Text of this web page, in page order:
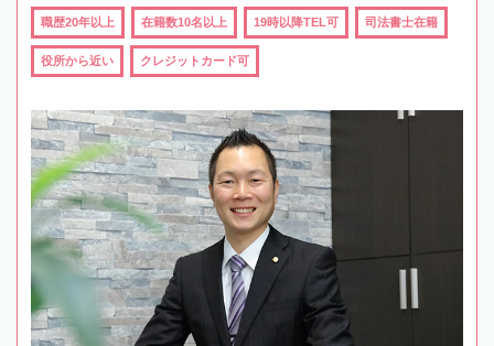
職歴20年以上 在籍数10名以上 19時以降TEL可 司法書士在籍
役所から近い クレジットカード可